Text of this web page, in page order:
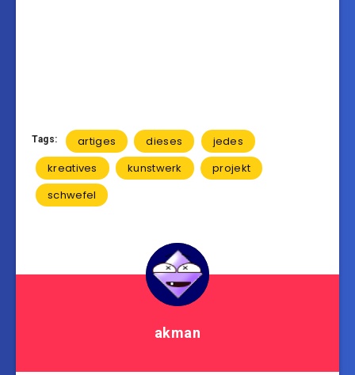
Tags: artiges dieses
jedes
kreatives
kunstwerk
projekt
schwefel
akman